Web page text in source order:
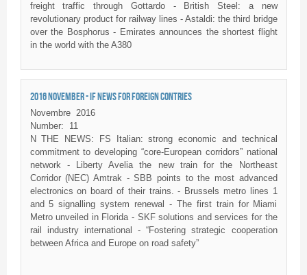
freight traffic through Gottardo - British Steel: a new
revolutionary product for railway lines - Astaldi: the third bridge
over the Bosphorus - Emirates announces the shortest flight
in the world with the A380
2016 NOVEMBER - IF NEWS FOR FOREIGN CONTRIES
Novembre
2016
Number:
11
N THE NEWS: FS Italian: strong economic and technical
commitment to developing “core-European corridors” national
network - Liberty Avelia the new train for the Northeast
Corridor (NEC) Amtrak - SBB points to the most advanced
electronics on board of their trains. - Brussels metro lines 1
and 5 signalling system renewal - The first train for Miami
Metro unveiled in Florida - SKF solutions and services for the
rail industry international - “Fostering strategic cooperation
between Africa and Europe on road safety”